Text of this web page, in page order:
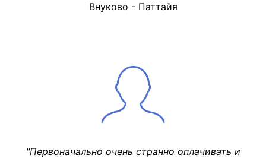
Внуково - Паттайя
"Первоначально очень странно оплачивать и